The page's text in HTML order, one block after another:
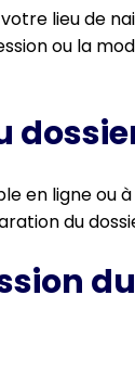
lieu de
ou la
en ligne ou
du